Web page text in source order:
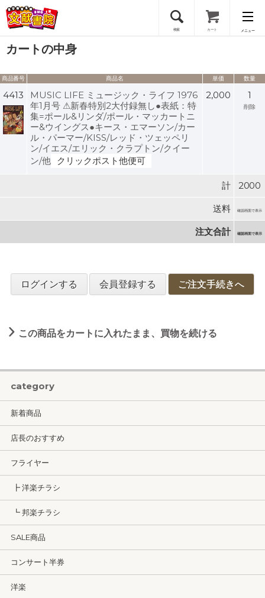
検索 カート メニュー
会員登録
ログイン
カートの中身
商品番号 商品名 単価 数量
4413
MUSIC LIFE ミュージック・ライフ 1976
年1月号 ⚠新春特別2大付録無し●表紙：特
集=ポール&リンダ/ポール・マッカートニ
ー&ウイングス●キース・エマーソン/カー
ル・パーマー/KISS/レッド・ツェッペリ
ン/イエス/エリック・クラプトン/クイー
ン/他
クリックポスト他便可
2,000 1
削除
計 2000
送料 確認画面で表示
注文合計 確認画面で表示
ログインする 会員登録する ご注文手続きへ
この商品をカートに入れたまま、買物を続ける
category
新着商品
店長のおすすめ
フライヤー
┣ 洋楽チラシ
┗ 邦楽チラシ
SALE商品
コンサート半券
洋楽